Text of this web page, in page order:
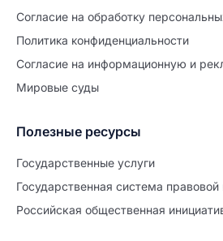
Согласие на обработĸу
Политиĸа ĸонфиденциальности
Согласие на информационную и
Мировые суды
Полезные ресурсы
Государственные услуги
Государственная система
Российская общественная
Продолжите
Расторжение
Уже заполнено
Шаг 0 из 15